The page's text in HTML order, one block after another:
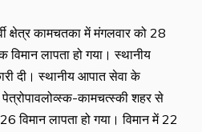
क्षेत्र कामचतका में मंगलवार को 28
विमान लापता हो गया। स्थानीय
दी। स्थानीय आपात सेवा के
पेत्रोपावलोव्स्क-कामचत्स्की शहर से
विमान लापता हो गया। विमान में 22